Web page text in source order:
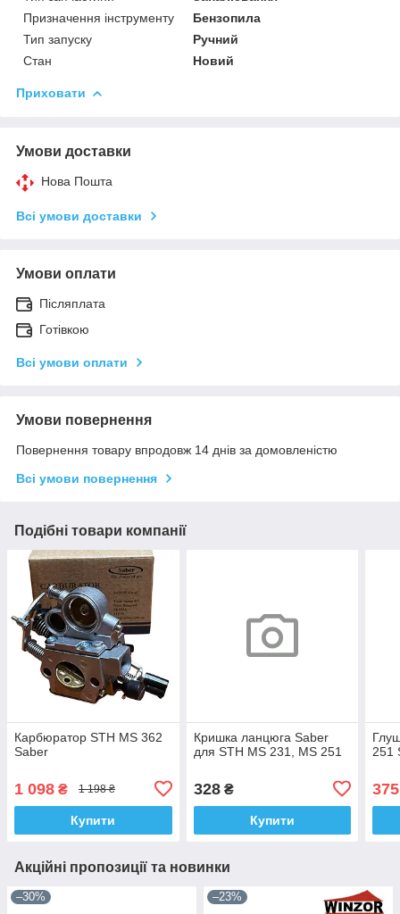
Призначення інструменту
Бензопила
Тип запуску
Ручний
Стан
Новий
Приховати
Умови доставки
Нова Пошта
Всі умови доставки
Умови оплати
Післяплата
Готівкою
Всі умови оплати
Умови повернення
Повернення товару впродовж 14 днів за домовленістю
Всі умови повернення
Подібні товари компанії
Карбюратор STH MS 362
Saber
1 098 ₴ 1 198 ₴
Купити
Кришка ланцюга Saber
для STH MS 231, MS 251
328₴
Купити
251
375
Акційні пропозиції та новинки
–30% –23%